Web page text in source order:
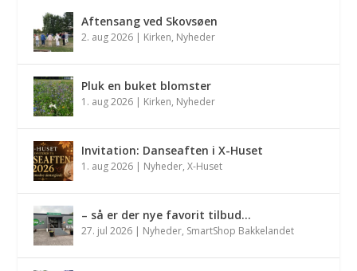
Aftensang ved Skovsøen
2. aug 2026 | Kirken, Nyheder
Pluk en buket blomster
1. aug 2026 | Kirken, Nyheder
Invitation: Danseaften i X-Huset
1. aug 2026 | Nyheder,X-Huset
– så er der nye favorit tilbud…
27. jul 2026 | Nyheder, SmartShop Bakkelandet